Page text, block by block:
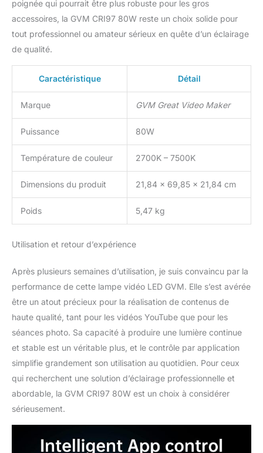
inch octagonal softbox.
two-tone video lamp, 1 x
tripod, 1 x AC adapter, 1 x
manual. GVM is committed
poignée qui pourrait être plus robuste pour les gros
accessoires, la GVM CRI97 80W reste un choix solide pour
tout professionnel ou amateur sérieux en quête d’un éclairage
de qualité.
Caractéristique Détail
Marque GVM Great Video Maker
Puissance 80W
Température de couleur 2700K – 7500K
Dimensions du produit 21,84 x 69,85 x 21,84 cm
Poids 5,47 kg
Utilisation et retour d’expérience
Après plusieurs semaines d’utilisation, je suis convaincu par la
performance de cette lampe vidéo LED GVM. Elle s’est avérée
être un atout précieux pour la réalisation de contenus de
haute qualité, tant pour les vidéos YouTube que pour les
séances photo. Sa capacité à produire une lumière continue
et stable est un véritable plus, et le contrôle par application
simplifie grandement son utilisation au quotidien. Pour ceux
qui recherchent une solution d’éclairage professionnelle et
abordable, la GVM CRI97 80W est un choix à considérer
sérieusement.